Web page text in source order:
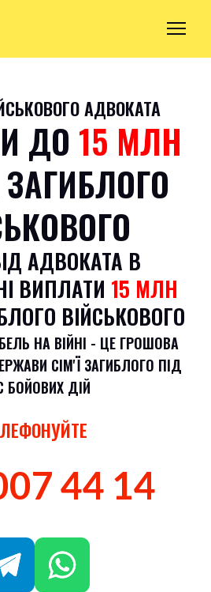
АДВОКАТА
ДО 15 МЛН
АДВОКАТА В
ВИПЛАТИ 15 МЛН
ВІЙСЬКОВОГО
НА ВІЙНІ - ЦЕ ГРОШОВА
СІМ'Ї ЗАГИБЛОГО ПІД
БОЙОВИХ ДІЙ
44 14